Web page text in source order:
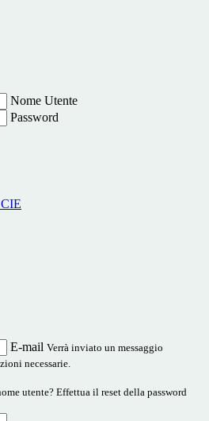
Nome Utente
Password
E-mail Verrà inviato un messaggio
necessarie.
utente? Effettua il reset della password